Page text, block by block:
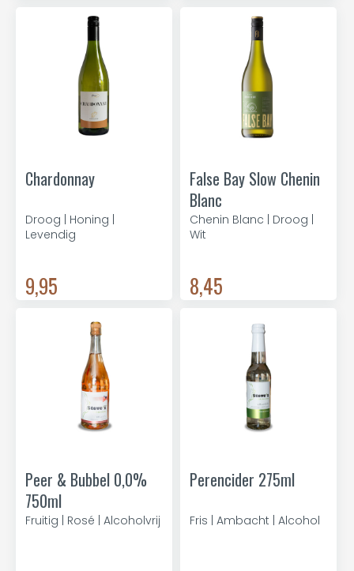
Chardonnay
Droog | Honing |
Levendig
9,95
False Bay Slow Chenin
Blanc
Chenin Blanc | Droog |
Wit
8,45
Peer & Bubbel 0,0%
750ml
Fruitig | Rosé | Alcoholvrij
Perencider 275ml
Fris | Ambacht | Alcohol